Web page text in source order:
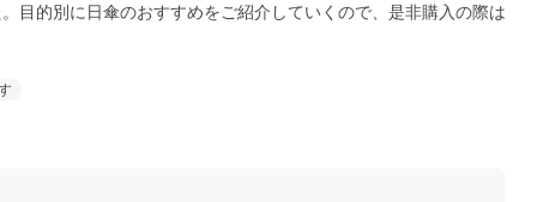
目的別に日傘のおすすめをご紹介していくので、是非購入の際は